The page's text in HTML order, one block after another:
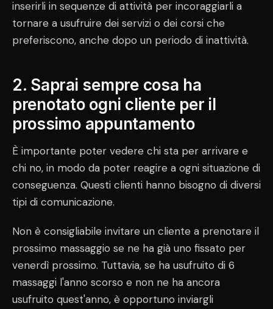
inserirli in sequenze di attività per incoraggiarli a
tornare a usufruire dei servizi o dei corsi che
preferiscono, anche dopo un periodo di inattività.
2. Saprai sempre cosa ha
prenotato ogni cliente per il
prossimo appuntamento
È importante poter vedere chi sta per arrivare e
chi no, in modo da poter reagire a ogni situazione di
conseguenza. Questi clienti hanno bisogno di diversi
tipi di comunicazione.
Non è consigliabile invitare un cliente a prenotare il
prossimo massaggio se ne ha già uno fissato per
venerdì prossimo. Tuttavia, se ha usufruito di 6
massaggi l'anno scorso e non ne ha ancora
usufruito quest'anno, è opportuno inviargli